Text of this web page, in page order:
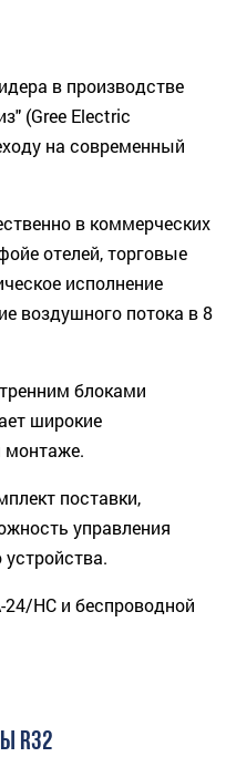
в производстве
(Gree Electric
на современный
в коммерческих
отелей, торговые
исполнение
воздушного потока в 8
блоками
широкие
монтаже.
поставки,
управления
24/HC и беспроводной
R32